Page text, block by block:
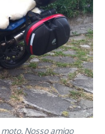
Nosso amigo